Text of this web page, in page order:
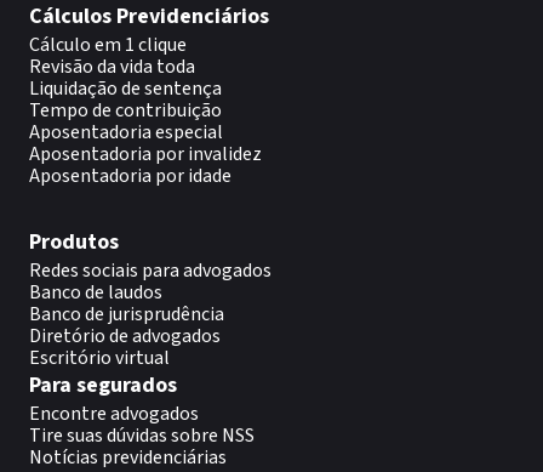
Cálculos Previdenciários
Cálculo em 1 clique
Revisão da vida toda
Liquidação de sentença
Tempo de contribuição
Aposentadoria especial
Aposentadoria por invalidez
Aposentadoria por idade
Produtos
Redes sociais para advogados
Banco de laudos
Banco de jurisprudência
Diretório de advogados
Escritório virtual
Para segurados
Encontre advogados
Tire suas dúvidas sobre NSS
Notícias previdenciárias